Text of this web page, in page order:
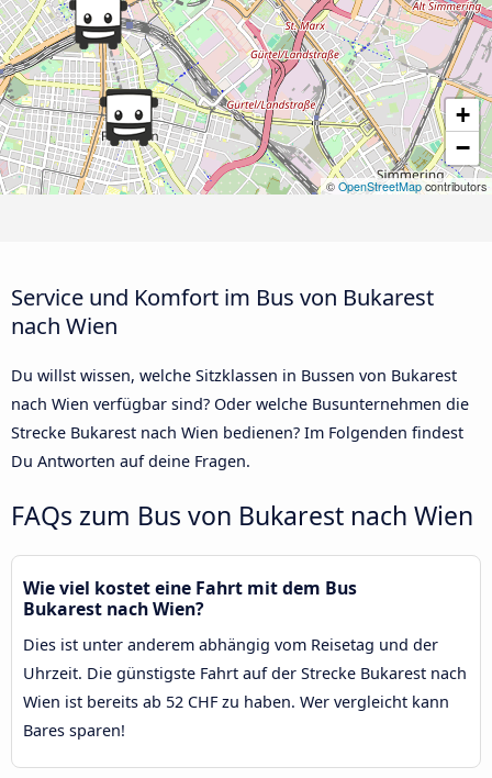
+
−
© OpenStreetMapcontributors
Service und Komfort im Bus von Bukarest
nach Wien
Du willst wissen, welche Sitzklassen in Bussen von Bukarest
nach Wien verfügbar sind? Oder welche Busunternehmen die
Strecke Bukarest nach Wien bedienen? Im Folgenden findest
Du Antworten auf deine Fragen.
FAQs zum Bus von Bukarest nach Wien
Wie viel kostet eine Fahrt mit dem Bus
Bukarest nach Wien?
Dies ist unter anderem abhängig vom Reisetag und der
Uhrzeit. Die günstigste Fahrt auf der Strecke Bukarest nach
Wien ist bereits ab 52 CHF zu haben. Wer vergleicht kann
Bares sparen!